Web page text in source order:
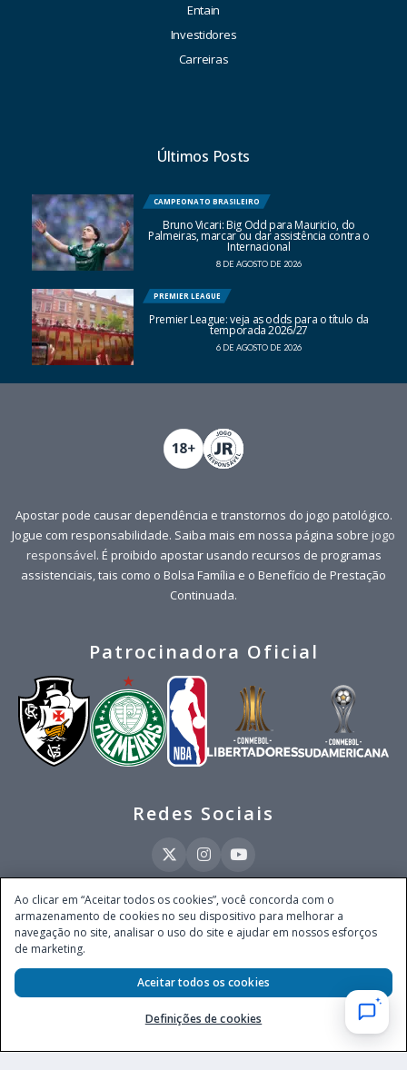
Entain
Investidores
Carreiras
Últimos Posts
CAMPEONATO BRASILEIRO
Bruno Vicari: Big Odd para Mauricio, do
Palmeiras, marcar ou dar assistência contra o
Internacional
8 DE AGOSTO DE 2026
PREMIER LEAGUE
Premier League: veja as odds para o título da
temporada 2026/27
6 DE AGOSTO DE 2026
Apostar pode causar dependência e transtornos do jogo patológico.
Jogue com responsabilidade. Saiba mais em nossa página sobre jogo
responsável. É proibido apostar usando recursos de programas
assistenciais, tais como o Bolsa Família e o Benefício de Prestação
Continuada.
Patrocinadora Oficial
Redes Sociais
Este site é operado pela Ventmear Brasil LTDA (CNPJ 52.868.380/0001-84), com
endereço na Avenida Brigadeiro Faria Lima, nº 4.055, 3º andar, Itaim Bibi, no
Município de São Paulo, Estado de São Paulo, CEP 04538-133, Brasil - empresa
Secretaria de Prêmios e Apostas do Ministério da Fazenda, conforme Portaria nº
247, de 07.02.2025, publicada no DOU em 11.2.2025.
Ao clicar em “Aceitar todos os cookies”, você concorda com o
armazenamento de cookies no seu dispositivo para melhorar a
navegação no site, analisar o uso do site e ajudar em nossos esforços
de marketing.
Definições de cookies
Aceitar todos os cookies